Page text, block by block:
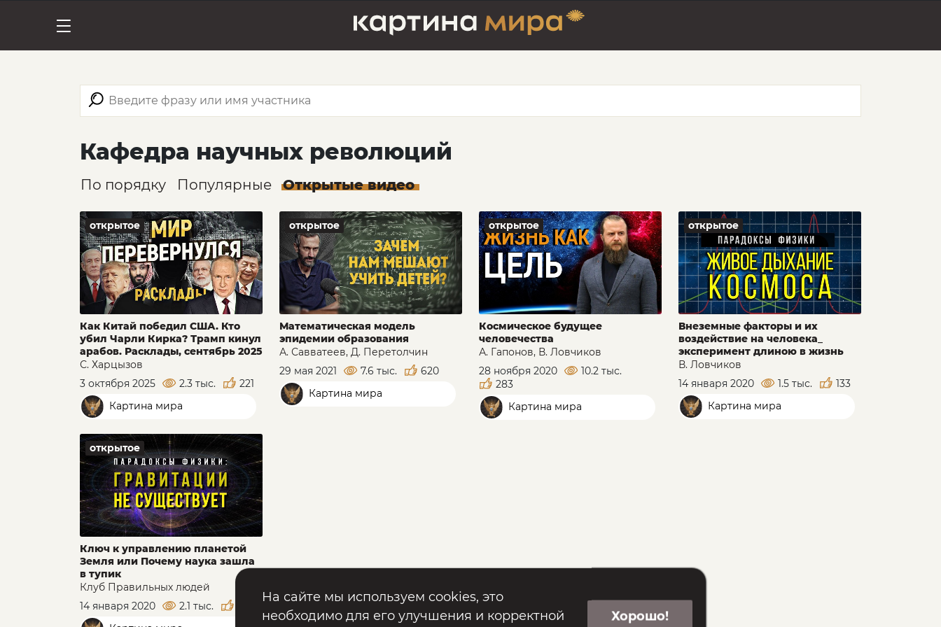
Кафедра научных революций
По порядку Популярные Открытые видео
открытое
Как Китай победил США. Кто
убил Чарли Кирка? Трамп кинул
арабов. Расклады, сентябрь 2025
С. Харцызов
3 октября 2025
2.3 тыс.
221
Картина мира
открытое
Математическая модель
эпидемии образования
А. Савватеев, Д. Перетолчин
29 мая 2021
7.6 тыс.
620
Картина мира
открытое
Космическое будущее
человечества
А. Гапонов, В. Ловчиков
28 ноября 2020
10.2 тыс.
283
Картина мира
открытое
Внеземные факторы и их
воздействие на человека_
эксперимент длиною в жизнь
В. Ловчиков
14 января 2020
1.5 тыс.
133
Картина мира
открытое
Ключ к управлению планетой
Земля или Почему наука зашла
в тупик
Клуб Правильных людей
14 января 2020
2.1 тыс.
На сайте мы используем cookies, это
необходимо для его улучшения и корректной
Хорошо!